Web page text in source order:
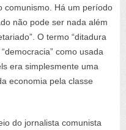
comunismo. Há um período
não pode ser nada além
O termo “ditadura
como usada
era simplesmente uma
economia pela classe
do jornalista comunista